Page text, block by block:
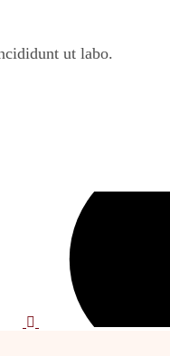
ut labo.